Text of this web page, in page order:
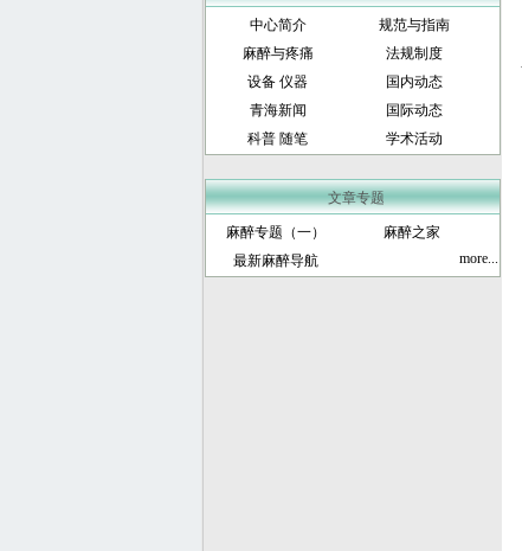
中心简介
规范与指南
麻醉与疼痛
法规制度
设备 仪器
国内动态
青海新闻
国际动态
科普 随笔
学术活动
文章专题
麻醉专题（一）
麻醉之家
最新麻醉导航
more...